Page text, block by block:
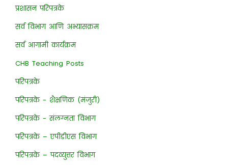
प्रशासन परिपत्रके
सर्व विभाग आणि अभ्यासक्रम
सर्व आगामी कार्यक्रम
CHB Teaching Posts
परिपत्रके
परिपत्रके - शैक्षणिक (मंजुरी)
परिपत्रके - संलग्नता विभाग
परिपत्रके – एपीडीएस विभाग
परिपत्रके – पदव्युत्तर विभाग